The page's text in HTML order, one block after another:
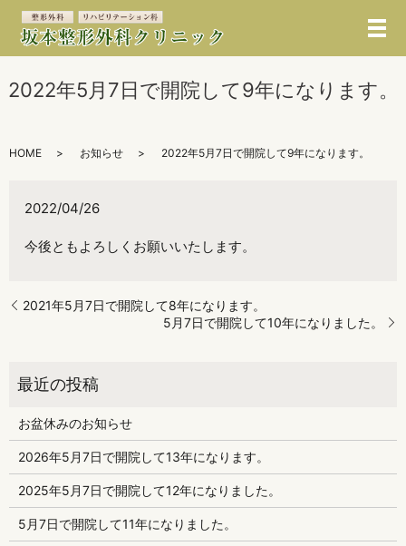
メ
2022年5月7日で開院して9年になります。
HOME お知らせ 2022年5月7日で開院して9年になります。
2022/04/26
今後ともよろしくお願いいたします。
2021年5月7日で開院して8年になります。
5月7日で開院して10年になりました。
お盆休みのお知らせ
2026年5月7日で開院して13年になります。
2025年5月7日で開院して12年になりました。
5月7日で開院して11年になりました。